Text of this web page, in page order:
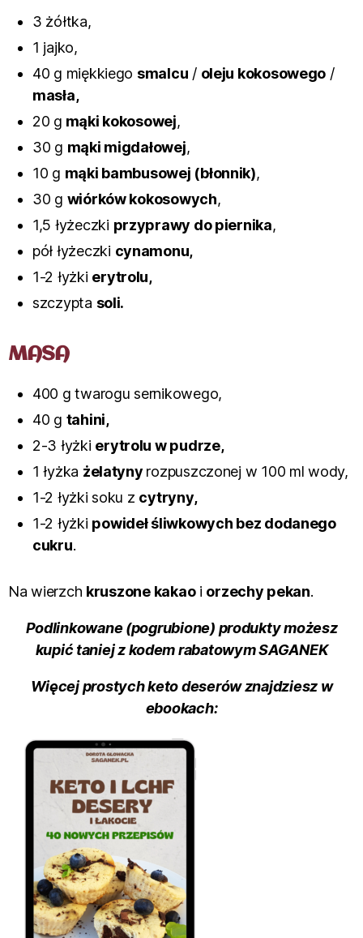
3 żółtka,
1 jajko,
40 g miękkiego smalcu / oleju kokosowego /
masła,
20 g mąki kokosowej,
30 g mąki migdałowej,
10 g mąki bambusowej (błonnik),
30 g wiórków kokosowych,
1,5 łyżeczki przyprawy do piernika,
pół łyżeczki cynamonu,
1-2 łyżki erytrolu,
szczypta soli.
MASA
400 g twarogu sernikowego,
40 g tahini,
2-3 łyżki erytrolu w pudrze,
1 łyżka żelatyny rozpuszczonej w 100 ml wody,
1-2 łyżki soku z cytryny,
1-2 łyżki powideł śliwkowych bez dodanego
cukru.
Na wierzch kruszone kakaoi orzechy pekan.
Podlinkowane (pogrubione) produkty możesz
kupić taniej z kodem rabatowym SAGANEK
Więcej prostych keto deserów znajdziesz w
ebookach: